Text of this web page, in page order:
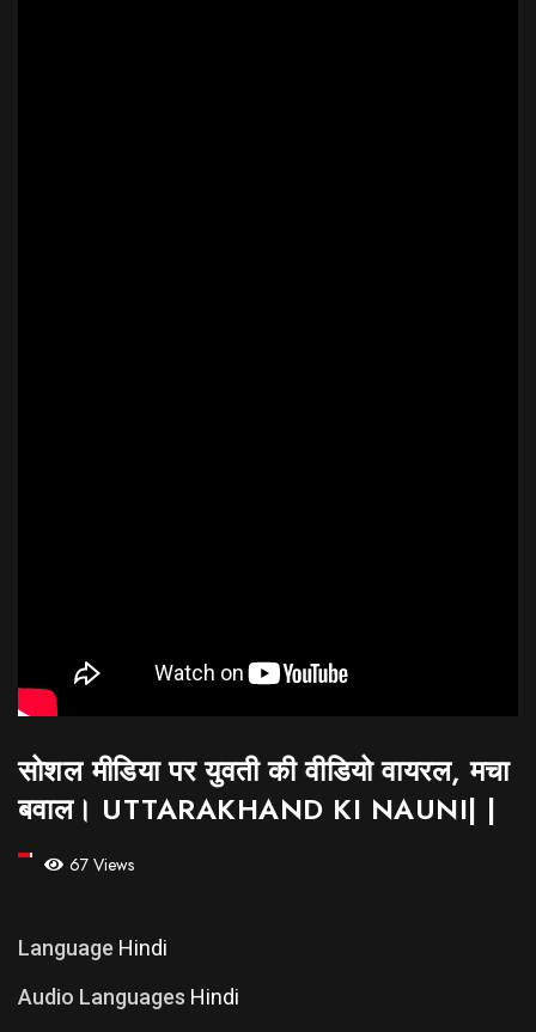
सोशल मीडिया पर युवती की वीडियो वायरल, मचा
बवाल। UTTARAKHAND KI NAUNI| |
67 Views
Language Hindi
Audio Languages Hindi